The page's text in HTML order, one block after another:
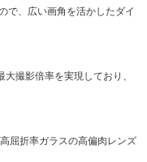
で、広い画角を活かしたダイ
撮影倍率を実現しており、
屈折率ガラスの高偏肉レンズ